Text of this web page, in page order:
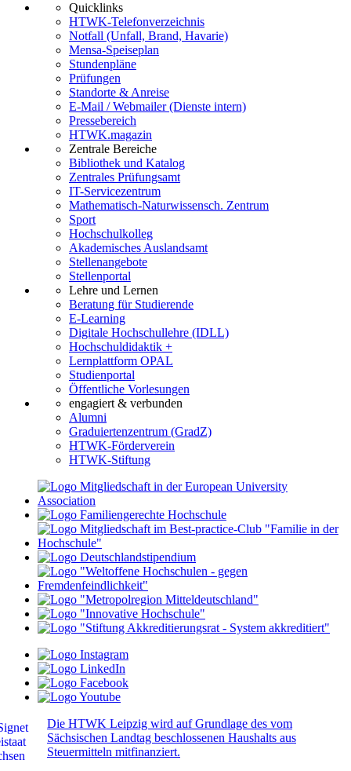
Quicklinks
HTWK-Telefonverzeichnis
Notfall (Unfall, Brand, Havarie)
Mensa-Speiseplan
Stundenpläne
Prüfungen
Standorte & Anreise
E-Mail / Webmailer (Dienste intern)
Pressebereich
HTWK.magazin
Zentrale Bereiche
Bibliothek und Katalog
Zentrales Prüfungsamt
IT-Servicezentrum
Mathematisch-Naturwissensch. Zentrum
Sport
Hochschulkolleg
Akademisches Auslandsamt
Stellenangebote
Stellenportal
Lehre und Lernen
Beratung für Studierende
E-Learning
Digitale Hochschullehre (IDLL)
Hochschuldidaktik +
Lernplattform OPAL
Studienportal
Öffentliche Vorlesungen
engagiert & verbunden
Alumni
Graduiertenzentrum (GradZ)
HTWK-Förderverein
HTWK-Stiftung
Die HTWK Leipzig wird auf Grundlage des vom
Sächsischen Landtag beschlossenen Haushalts aus
Steuermitteln mitfinanziert.